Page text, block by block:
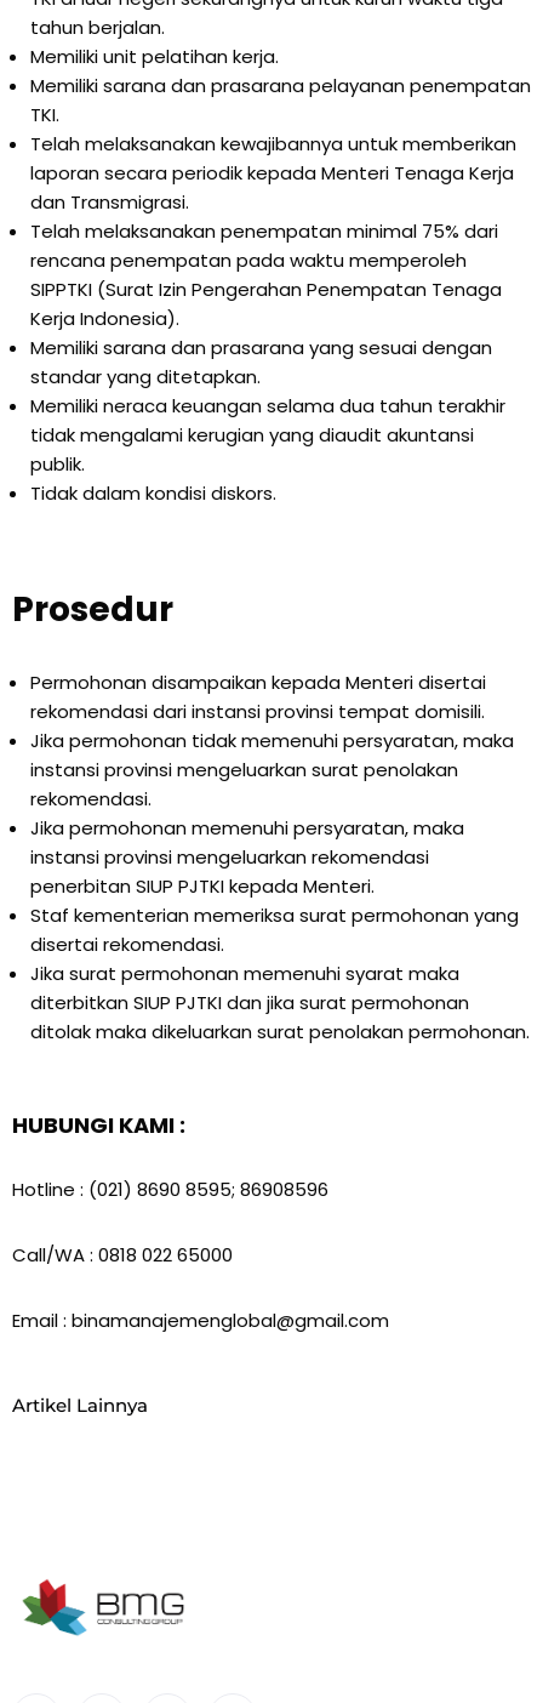
tahun berjalan.
Memiliki unit pelatihan kerja.
Memiliki sarana dan prasarana pelayanan penempatan
TKI.
Telah melaksanakan kewajibannya untuk memberikan
laporan secara periodik kepada Menteri Tenaga Kerja
dan Transmigrasi.
Telah melaksanakan penempatan minimal 75% dari
rencana penempatan pada waktu memperoleh
SIPPTKI (Surat Izin Pengerahan Penempatan Tenaga
Kerja Indonesia).
Memiliki sarana dan prasarana yang sesuai dengan
standar yang ditetapkan.
Memiliki neraca keuangan selama dua tahun terakhir
tidak mengalami kerugian yang diaudit akuntansi
publik.
Tidak dalam kondisi diskors.
Prosedur
Permohonan disampaikan kepada Menteri disertai
rekomendasi dari instansi provinsi tempat domisili.
Jika permohonan tidak memenuhi persyaratan, maka
instansi provinsi mengeluarkan surat penolakan
rekomendasi.
Jika permohonan memenuhi persyaratan, maka
instansi provinsi mengeluarkan rekomendasi
penerbitan SIUP PJTKI kepada Menteri.
Staf kementerian memeriksa surat permohonan yang
disertai rekomendasi.
Jika surat permohonan memenuhi syarat maka
diterbitkan SIUP PJTKI dan jika surat permohonan
ditolak maka dikeluarkan surat penolakan permohonan.
HUBUNGI KAMI :
Hotline : (021) 8690 8595; 86908596
Call/WA : 0818 022 65000
Email : binamanajemenglobal@gmail.com
Artikel Lainnya